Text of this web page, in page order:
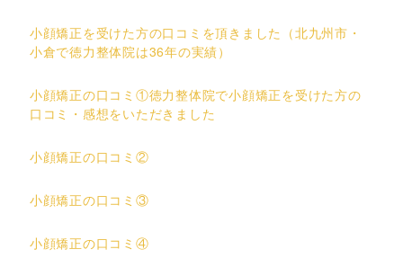
小顔矯正を受けた方の口コミを頂きました（北九州市・
小倉で徳力整体院は36年の実績）
小顔矯正の口コミ①徳力整体院で小顔矯正を受けた方の
口コミ・感想をいただきました
小顔矯正の口コミ②
小顔矯正の口コミ③
小顔矯正の口コミ④